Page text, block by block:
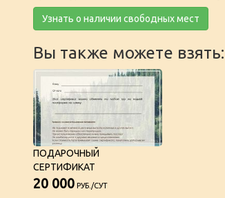
Узнать о наличии свободных мест
Вы также можете взять:
ПОДАРОЧНЫЙ
СЕРТИФИКАТ
20 000 РУБ./СУТ